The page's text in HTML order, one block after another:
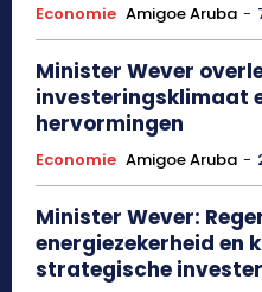
Economie Amigoe Aruba -
Minister Wever
investeringsklimaat
hervormingen
Economie Amigoe Aruba -
Minister Wever:
energiezekerheid en
strategische